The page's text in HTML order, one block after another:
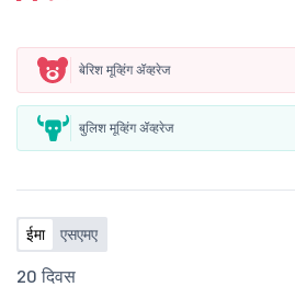
बेरिश मूव्हिंग ॲव्हरेज
बुलिश मूव्हिंग ॲव्हरेज
ईमा एसएमए
20 दिवस